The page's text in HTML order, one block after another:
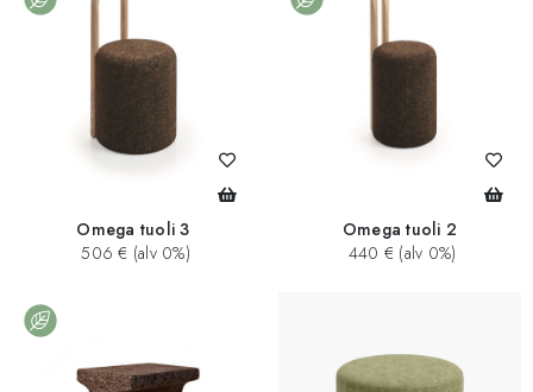
Omega tuoli 3
506 € (alv 0%)
Omega tuoli 2
440 € (alv 0%)